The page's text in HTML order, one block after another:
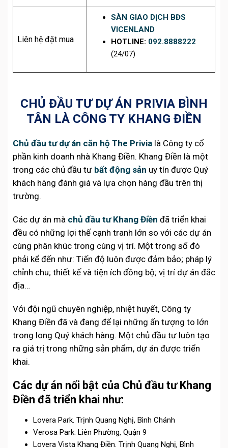
Liên hệ đặt mua
SÀN GIAO DỊCH BĐS
VICENLAND
HOTLINE: 092.8888222
(24/07)
CHỦ ĐẦU TƯ DỰ ÁN PRIVIA BÌNH
TÂN LÀ CÔNG TY KHANG ĐIỀN
Chủ đầu tư dự án căn hộ The Privia là Công ty cổ
phần kinh doanh nhà Khang Điền. Khang Điền là một
trong các chủ đầu tư bất động sản uy tín được Quý
khách hàng đánh giá và lựa chọn hàng đầu trên thị
trường.
Các dự án mà chủ đầu tư Khang Điền đã triển khai
đều có những lợi thế cạnh tranh lớn so với các dự án
cùng phân khúc trong cùng vị trí. Một trong số đó
phải kể đến như: Tiến độ luôn được đảm bảo; pháp lý
chỉnh chu; thiết kế và tiện ích đồng bộ; vị trí dự án đắc
địa…
Với đội ngũ chuyên nghiệp, nhiệt huyết, Công ty
Khang Điền đã và đang để lại những ấn tượng to lớn
trong long Quý khách hàng. Một chủ đầu tư luôn tạo
ra giá trị trong những sản phẩm, dự án được triển
khai.
Các dự án nổi bật của Chủ đầu tư Khang
Điền đã triển khai như:
Lovera Park. Trịnh Quang Nghị, Bình Chánh
Verosa Park. Liên Phường, Quận 9
Lovera Vista Khang Điền. Trịnh Quang Nghị, Bình